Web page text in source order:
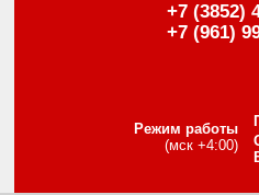
+7 (3852)
+7 (961)
Режим работы
(мск +4:00)